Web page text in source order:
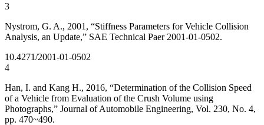
3
Nystrom, G. A., 2001, “Stiffness Parameters for Vehicle Collision
Analysis, an Update,” SAE Technical Paer 2001-01-0502.
10.4271/2001-01-0502
4
Han, I. and Kang H., 2016, “Determination of the Collision Speed
of a Vehicle from Evaluation of the Crush Volume using
Photographs,” Journal of Automobile Engineering, Vol. 230, No. 4,
pp. 470~490.